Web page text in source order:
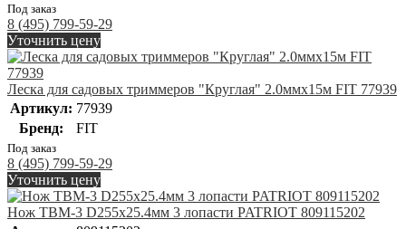
Под заказ
8 (495) 799-59-29
Уточнить цену
Леска для садовых триммеров "Круглая" 2.0ммх15м FIT 77939
Артикул: 77939
Бренд:
FIT
Под заказ
8 (495) 799-59-29
Уточнить цену
Нож TBM-3 D255х25.4мм 3 лопасти PATRIOT 809115202